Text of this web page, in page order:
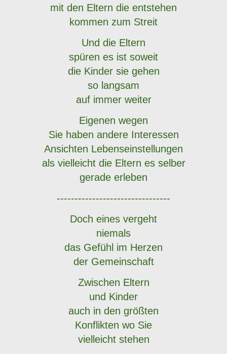
mit den Eltern die entstehen
kommen zum Streit
Und die Eltern
spüren es ist soweit
die Kinder sie gehen
so langsam
auf immer weiter
Eigenen wegen
Sie haben andere Interessen
Ansichten Lebenseinstellungen
als vielleicht die Eltern es selber
gerade erleben
--------------------------------
Doch eines vergeht
niemals
das Gefühl im Herzen
der Gemeinschaft
Zwischen Eltern
und Kinder
auch in den größten
Konflikten wo Sie
vielleicht stehen